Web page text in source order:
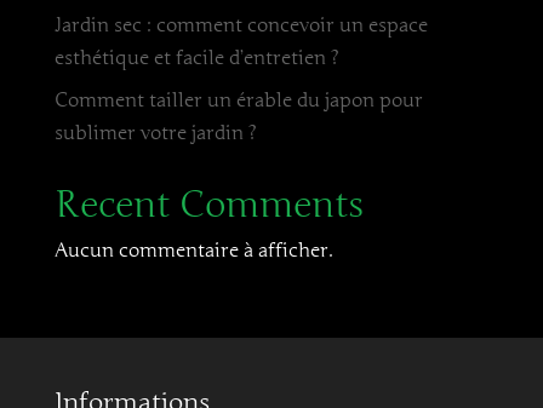
Jardin sec : comment concevoir un espace
esthétique et facile d’entretien ?
Comment tailler un érable du japon pour
sublimer votre jardin ?
Recent Comments
Aucun commentaire à afficher.